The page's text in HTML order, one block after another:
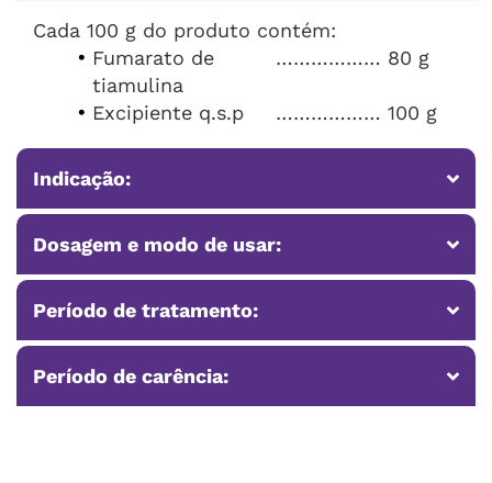
Cada 100 g do produto contém:
Fumarato de
tiamulina
……………… 80 g
Excipiente q.s.p ……………… 100 g
Indicação:
Dosagem e modo de usar:
Período de tratamento:
Período de carência: